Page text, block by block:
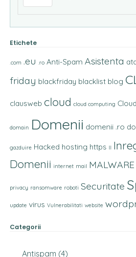
Etichete
.com .eu .ro Anti-Spam Asistenta
friday blackfriday blacklist blog
clausweb cloud cloud computing
domain Domenii domenii .ro
gazduire Hacked hosting https II
Domenii internet mail MALWARE
privacy ransomware roboti Securitate
update virus Vulnerabilitati website
Categorii
Antispam (4)